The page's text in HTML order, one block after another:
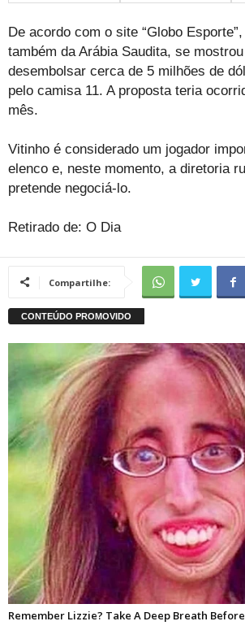
De acordo com o site “Globo
também da Arábia Saudita, se
desembolsar cerca de 5 milhões de
pelo camisa 11. A proposta teria
mês.
Vitinho é considerado um jogador
elenco e, neste momento, a diretoria
pretende negociá-lo.
Retirado de: O Dia
Compartilhe: